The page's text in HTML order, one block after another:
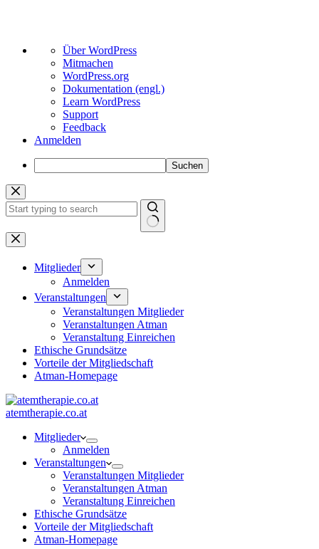
Über
WordPress
Über WordPress
Mitmachen
WordPress.org
Dokumentation (engl.)
Learn WordPress
Support
Feedback
Anmelden
Suchen
Zum
Inhalt
springen
Keine
Ergebnisse
Mitglieder
Anmelden
Veranstaltungen
Veranstaltungen Mitglieder
Veranstaltungen Atman
Veranstaltung Einreichen
Ethische Grundsätze
Vorteile der Mitgliedschaft
Atman-Homepage
atemtherapie.co.at
Mitglieder
Anmelden
Veranstaltungen
Veranstaltungen Mitglieder
Veranstaltungen Atman
Veranstaltung Einreichen
Ethische Grundsätze
Vorteile der Mitgliedschaft
Atman-Homepage